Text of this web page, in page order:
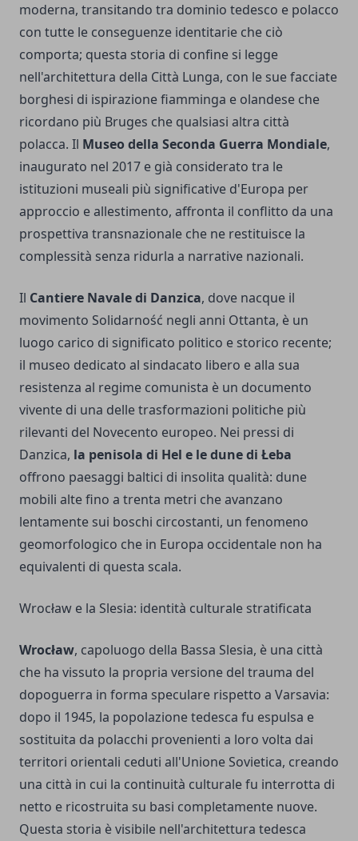
moderna, transitando tra dominio tedesco e polacco
con tutte le conseguenze identitarie che ciò
comporta; questa storia di confine si legge
nell'architettura della Città Lunga, con le sue facciate
borghesi di ispirazione fiamminga e olandese che
ricordano più Bruges che qualsiasi altra città
polacca. Il Museo della Seconda Guerra Mondiale,
inaugurato nel 2017 e già considerato tra le
istituzioni museali più significative d'Europa per
approccio e allestimento, affronta il conflitto da una
prospettiva transnazionale che ne restituisce la
complessità senza ridurla a narrative nazionali.
Il Cantiere Navale di Danzica, dove nacque il
movimento Solidarność negli anni Ottanta, è un
luogo carico di significato politico e storico recente;
il museo dedicato al sindacato libero e alla sua
resistenza al regime comunista è un documento
vivente di una delle trasformazioni politiche più
rilevanti del Novecento europeo. Nei pressi di
Danzica, la penisola di Hel e le dune di Łeba
offrono paesaggi baltici di insolita qualità: dune
mobili alte fino a trenta metri che avanzano
lentamente sui boschi circostanti, un fenomeno
geomorfologico che in Europa occidentale non ha
equivalenti di questa scala.
Wrocław e la Slesia: identità culturale stratificata
Wrocław, capoluogo della Bassa Slesia, è una città
che ha vissuto la propria versione del trauma del
dopoguerra in forma speculare rispetto a Varsavia:
dopo il 1945, la popolazione tedesca fu espulsa e
sostituita da polacchi provenienti a loro volta dai
territori orientali ceduti all'Unione Sovietica, creando
una città in cui la continuità culturale fu interrotta di
netto e ricostruita su basi completamente nuove.
Questa storia è visibile nell'architettura tedesca